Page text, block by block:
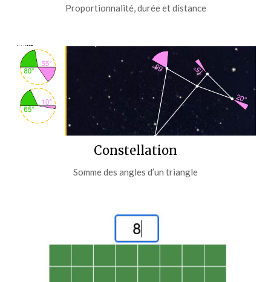
Proportionnalité, durée et distance
Constellation
Somme des angles d’un triangle